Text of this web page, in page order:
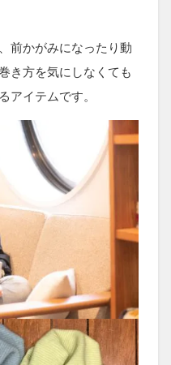
前かがみになったり動
き方を気にしなくても
アイテムです。